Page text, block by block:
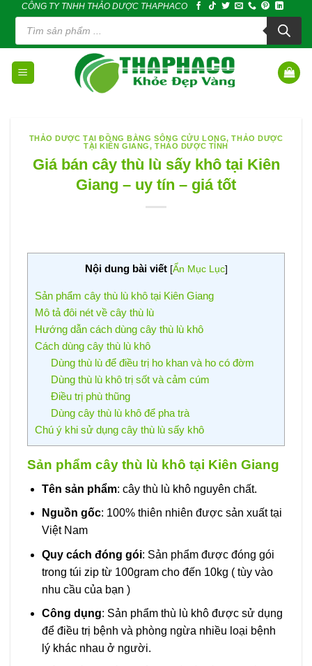
content
CÔNG TY TNHH THẢO DƯỢC THAPHACO
Tìm
kiếm
phẩm
THẢO DƯỢC TẠI ĐỒNG BẰNG SÔNG CỬU LONG,THẢO DƯỢC
TẠI KIÊN GIANG,THẢO DƯỢC TỈNH
Giá bán cây thù lù sấy khô tại Kiên
Giang – uy tín – giá tốt
Nội dung bài viết [Ẩn Mục Lục]
Sản phẩm cây thù lù khô tại Kiên Giang
Mô tả đôi nét về cây thù lù
Hướng dẫn cách dùng cây thù lù khô
Cách dùng cây thù lù khô
Dùng thù lù để điều trị ho khan và ho có đờm
Dùng thù lù khô trị sốt và cảm cúm
Điều trị phù thũng
Dùng cây thù lù khô để pha trà
Chú ý khi sử dụng cây thù lù sấy khô
Sản phẩm cây thù lù khô tại Kiên Giang
Tên sản phẩm: cây thù lù khô nguyên chất.
Nguồn gốc: 100% thiên nhiên được sản xuất tại
Việt Nam
Quy cách đóng gói: Sản phẩm được đóng gói
trong túi zip từ 100gram cho đến 10kg ( tùy vào
nhu cầu của bạn )
Công dụng: Sản phẩm thù lù khô được sử dụng
để điều trị bệnh và phòng ngừa nhiều loại bệnh
lý khác nhau ở người.